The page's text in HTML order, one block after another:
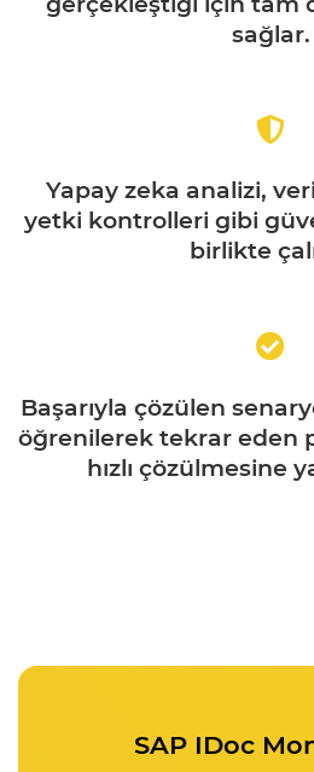
sağlar.
Yapay zeka analizi,
yetki kontrolleri gibi
birlikte
Başarıyla çözülen
öğrenilerek tekrar eden
hızlı çözülmesine
SAP IDoc